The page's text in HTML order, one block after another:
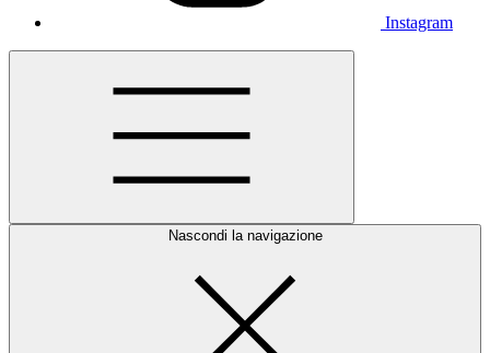
Instagram
Nascondi la navigazione